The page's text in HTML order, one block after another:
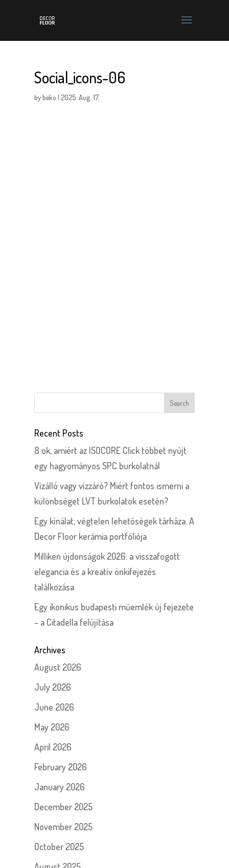
Social_icons-06
bybeko |2025. Aug. 17.
Recent Posts
8 ok, amiért az ISOCORE Click többet nyújt
egy hagyományos SPC burkolatnál
Vízálló vagy vízzáró? Miért fontos ismerni a
különbséget LVT burkolatok esetén?
Egy kínálat, végtelen lehetőségek tárháza. A
Decor Floor kerámia portfóliója
Milliken újdonságok 2026: a visszafogott
elegancia és a kreatív önkifejezés
találkozása
Egy ikonikus budapesti műemlék új fejezete
– a Citadella felújítása
Archives
August 2026
July 2026
June 2026
May 2026
April 2026
February 2026
January 2026
December 2025
November 2025
October 2025